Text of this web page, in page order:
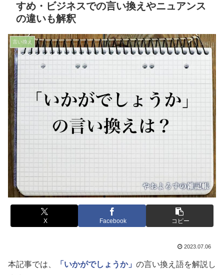
すめ・ビジネスでの言い換えやニュアンス
の違いも解釈
言い換え
X Facebook コピー
2023.07.06
本記事では、 「いかがでしょうか」 の言い換え語を解説し